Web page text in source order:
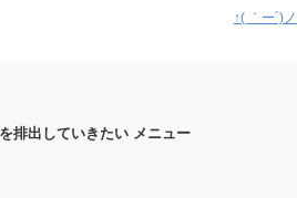
↑( ｀ー´)ノ
排出していきたい メニュー